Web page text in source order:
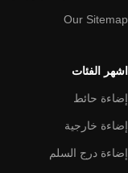
Our Sitemap
اشهر الفئات
إضاءة حائط
إضاءة خارجية
إضاءة درج السلم